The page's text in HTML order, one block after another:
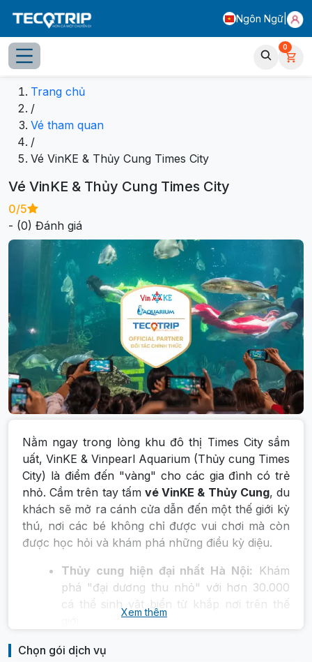
Ngôn Ngữ
0
Vinpearl Aquarium có gì? Lưu ý Đánh giá từ khách hàng
Trang chủ
/
Vé tham quan
/
Vé VinKE & Thủy Cung Times City
Vé VinKE & Thủy Cung Times City
0/5
- (0) Đánh giá
Nằm ngay trong lòng khu đô thị Times City sầm
uất, VinKE & Vinpearl Aquarium (Thủy cung Times
City) là điểm đến "vàng" cho các gia đình có trẻ
nhỏ. Cầm trên tay tấm vé VinKE & Thủy Cung, du
khách sẽ mở ra cánh cửa dẫn đến một thế giới kỳ
thú, nơi các bé không chỉ được vui chơi mà còn
được học hỏi và khám phá những điều kỳ diệu.
Thủy cung hiện đại nhất Hà Nội:
Khám
phá "đại dương thu nhỏ" với hơn 30.000
cá thể sinh vật biển từ khắp nơi trên thế
cảm giác đi xuyên qua lòng biển, ngắm
Xem thêm
Chọn gói dịch vụ